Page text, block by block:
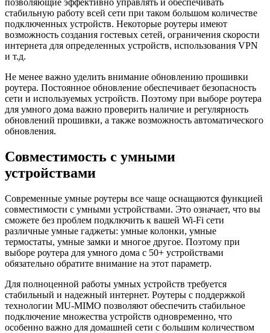
позволяющие эффективно управлять и обеспечивать
стабильную работу всей сети при таком большом количестве
подключенных устройств. Некоторые роутеры имеют
возможность создания гостевых сетей, ограничения скорости
интернета для определенных устройств, использования VPN
и т.д.
Не менее важно уделить внимание обновлению прошивки
роутера. Постоянное обновление обеспечивает безопасность
сети и используемых устройств. Поэтому при выборе роутера
для умного дома важно проверить наличие и регулярность
обновлений прошивки, а также возможность автоматического
обновления.
Совместимость с умными
устройствами
Современные умные роутеры все чаще оснащаются функцией
совместимости с умными устройствами. Это означает, что вы
сможете без проблем подключить к вашей Wi-Fi сети
различные умные гаджеты: умные колонки, умные
термостаты, умные замки и многое другое. Поэтому при
выборе роутера для умного дома с 50+ устройствами
обязательно обратите внимание на этот параметр.
Для полноценной работы умных устройств требуется
стабильный и надежный интернет. Роутеры с поддержкой
технологии MU-MIMO позволяют обеспечить стабильное
подключение множества устройств одновременно, что
особенно важно для домашней сети с большим количеством